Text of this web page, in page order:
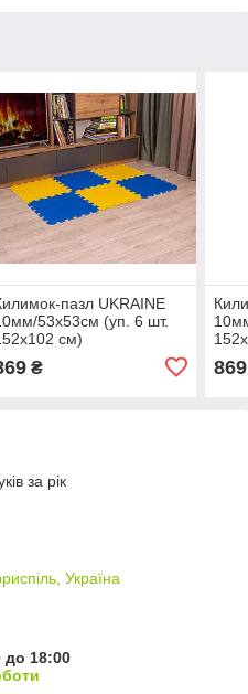
пазл UKRAINE
53х53см (уп. 6 шт.
см)
₴ 869
за рік
Україна
до 18:00